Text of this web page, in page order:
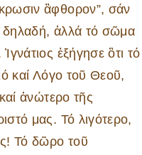
ἂφθορον”, σάν
δηλαδή, ἀλλά τό σῶμα
ἐξήγησε ὃτι τό
καί Λόγο τοῦ Θεοῦ,
ἀνώτερο τῆς
μας. Τό λιγότερο,
Τό δῶρο τοῦ